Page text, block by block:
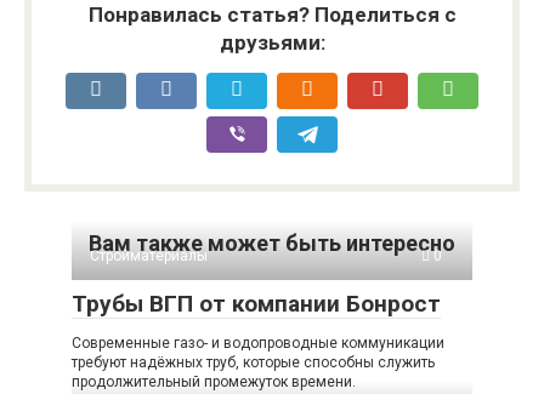
Понравилась статья? Поделиться с
друзьями:
Вам также может быть интересно
Стройматериалы 0
Трубы ВГП от компании Бонрост
Современные газо- и водопроводные коммуникации
требуют надёжных труб, которые способны служить
продолжительный промежуток времени.